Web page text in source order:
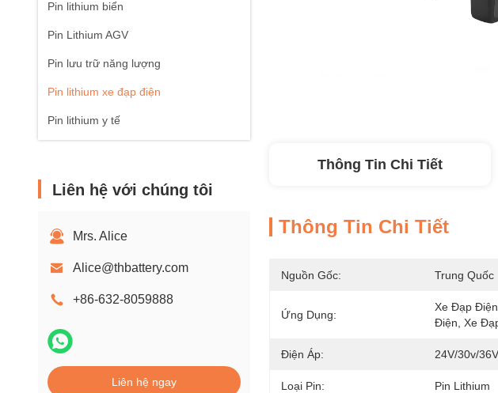
Pin lithium biển
Pin Lithium AGV
Pin lưu trữ năng lượng
Pin lithium xe đạp điện
Pin lithium y tế
Liên hệ với chúng tôi
Mrs. Alice
Alice@thbattery.com
+86-632-8059888
Liên hệ ngay
Thông Tin Chi Tiết
Thông Tin Chi Tiết
Nguồn Gốc: Trung Quốc
Ứng Dụng:
Xe Đạp
Điện, Xe
Điện Áp: 24V/30v/
Loại Pin: Pin Lithium